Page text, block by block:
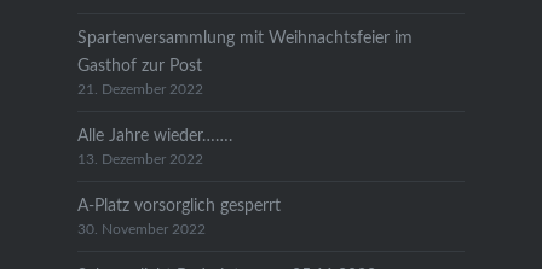
Spartenversammlung mit Weihnachtsfeier im
Gasthof zur Post
21. Dezember 2022
Alle Jahre wieder…….
13. Dezember 2022
A-Platz vorsorglich gesperrt
30. November 2022